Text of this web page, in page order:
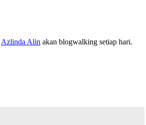
Azlinda Alin akan blogwalking setiap hari.